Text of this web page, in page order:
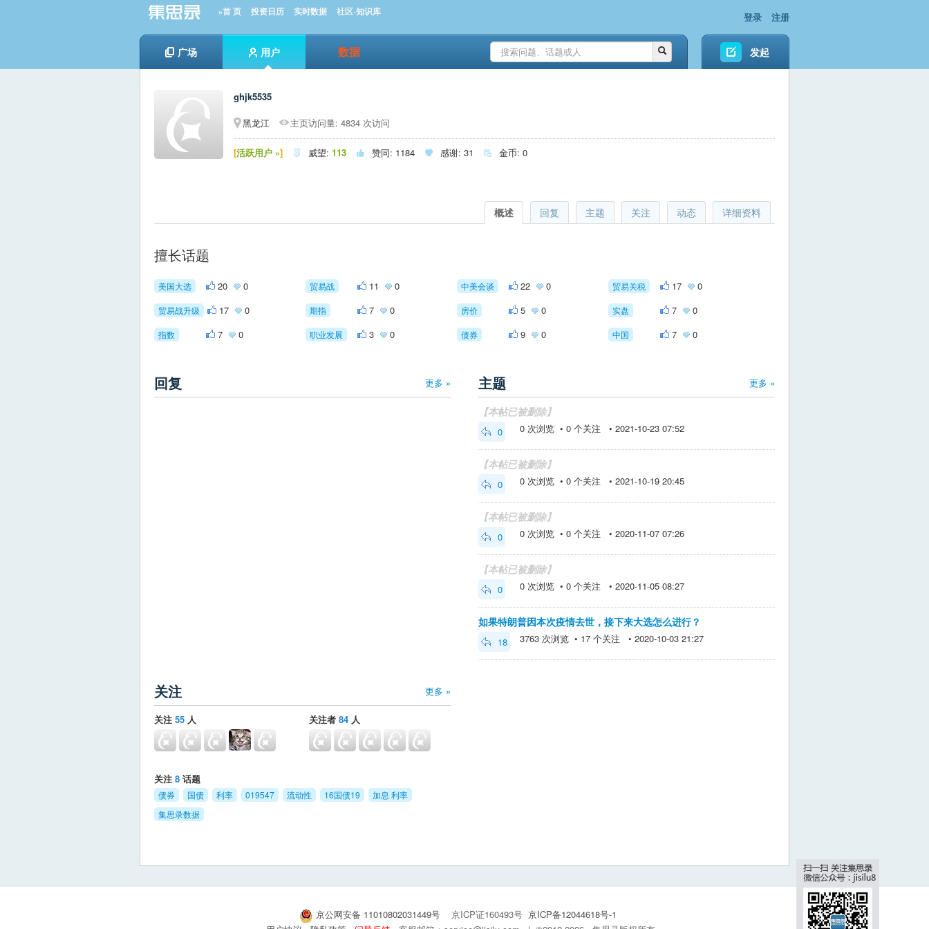
»首 页 投资日历 实时数据 社区-知识库 登录 注册
广场 用户 数据 发起
ghjk5535
黑龙江
主页访问量: 4834 次访问
[活跃用户 »]  威望: 113  赞同: 1184  感谢: 31  金币: 0
详细资料
动态
关注
主题
回复
概述
擅长话题
美国大选 20 0 贸易战 11 0 中美会谈 22 0 贸易关税 17 0
贸易战升级 17 0 期指 7 0 房价 5 0 实盘 7 0
指数 7 0 职业发展 3 0 债券 9 0 中国 7 0
更多 »
回复 更多 »
主题
【本帖已被删除】
0 0 次浏览 • 0 个关注 • 2021-10-23 07:52
【本帖已被删除】
0 0 次浏览 • 0 个关注 • 2021-10-19 20:45
【本帖已被删除】
0 0 次浏览 • 0 个关注 • 2020-11-07 07:26
【本帖已被删除】
0 0 次浏览 • 0 个关注 • 2020-11-05 08:27
如果特朗普因本次疫情去世，接下来大选怎么进行？
18 3763 次浏览 • 17 个关注 • 2020-10-03 21:27
更多 »
关注
关注 55 人 关注者 84 人
关注 8 话题
债券 国债 利率 019547 流动性 16国债19
加息 利率
集思录数据
京公网安备 11010802031449号 京ICP证160493号 京ICP备12044618号-1